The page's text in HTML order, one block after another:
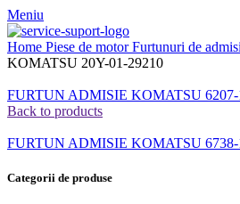
Meniu
Home Piese de motorFurtunuri de
KOMATSU 20Y-01-29210
FURTUN ADMISIE KOMATSU 6207-
Back to products
FURTUN ADMISIE KOMATSU 6738-
Categorii de produse